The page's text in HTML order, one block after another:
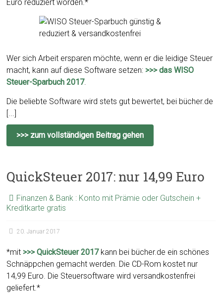
Euro reduziert worden.*
Wer sich Arbeit ersparen möchte, wenn er die leidige Steuer
macht, kann auf diese Software setzen: >>> das WISO
Steuer-Sparbuch 2017.
Die beliebte Software wird stets gut bewertet, bei bücher.de
[...]
>>> zum vollständigen Beitrag gehen
QuickSteuer 2017: nur 14,99 Euro
Finanzen & Bank : Konto mit Prämie oder Gutschein +
Kreditkarte gratis
20. Januar 2017
*mit >>> QuickSteuer 2017 kann bei bücher.de ein schönes
Schnäppchen gemacht werden. Die CD-Rom kostet nur
14,99 Euro. Die Steuersoftware wird versandkostenfrei
geliefert.*